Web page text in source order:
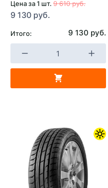
Цена за 1 шт. 9 610 руб.
9 130 руб.
Итого: 9 130 руб.